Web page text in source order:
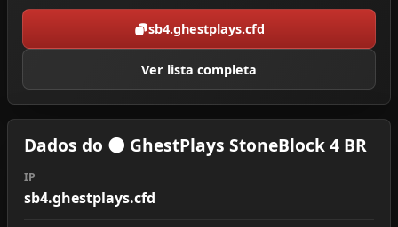
sb4.ghestplays.cfd
Ver lista completa
Dados do 🌑 GhestPlays StoneBlock 4 BR
IP
sb4.ghestplays.cfd